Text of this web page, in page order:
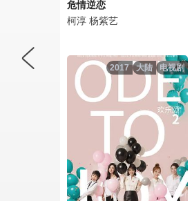
危情逆恋
柯淳 杨紫艺
电视剧
大陆
2017